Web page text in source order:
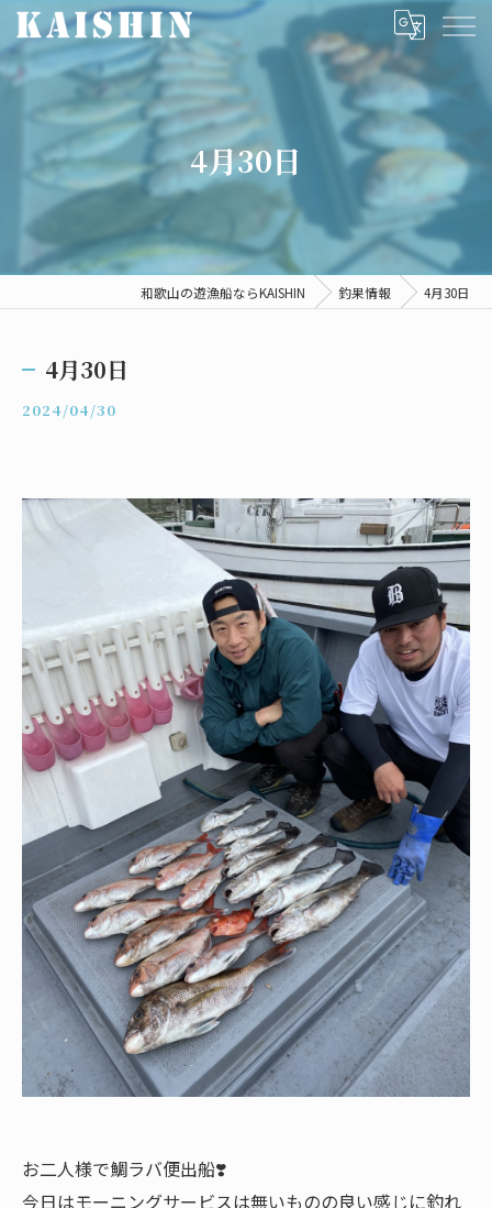
4月30日
和歌山の遊漁船ならKAISHIN 釣果情報 4月30日
4月30日
2024/04/30
お二人様で鯛ラバ便出船❣️
今日はモーニングサービスは無いものの良い感じに釣れ